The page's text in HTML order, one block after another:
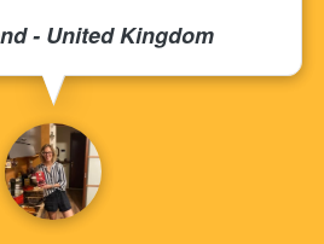
- United Kingdom